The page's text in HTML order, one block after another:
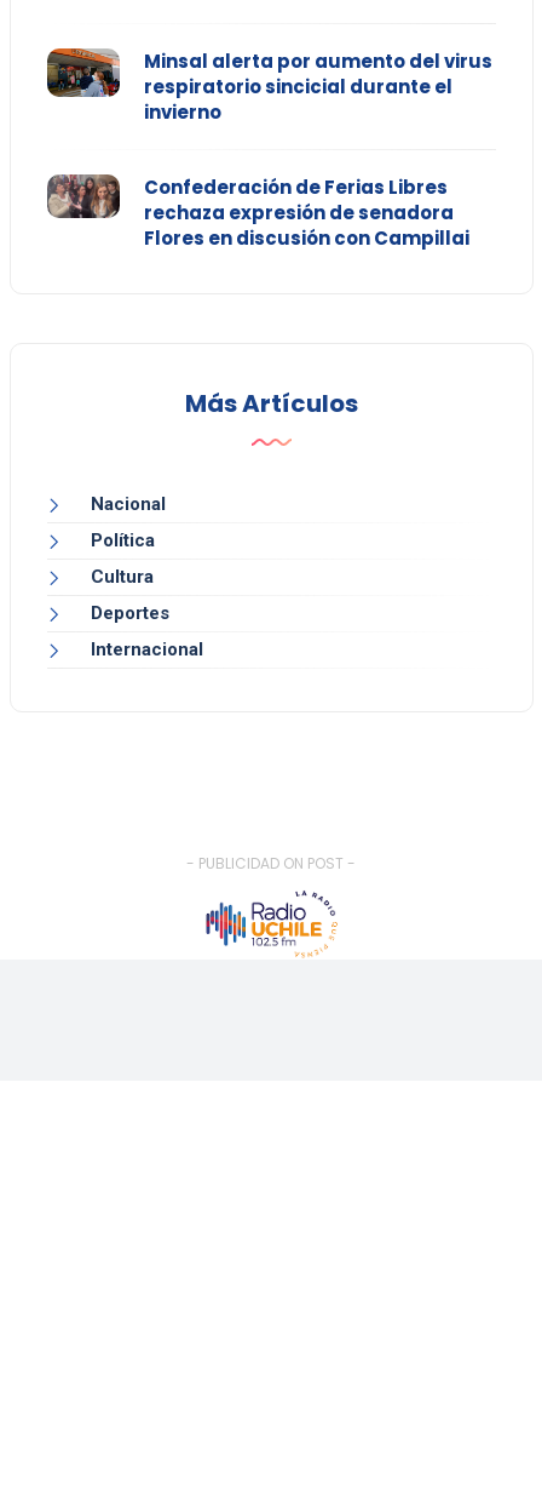
Minsal alerta por aumento del virus
respiratorio sincicial durante el
invierno
Confederación de Ferias Libres
rechaza expresión de senadora
Flores en discusión con Campillai
Más Artículos
Nacional
Política
Cultura
Deportes
Internacional
- PUBLICIDAD ON POST -